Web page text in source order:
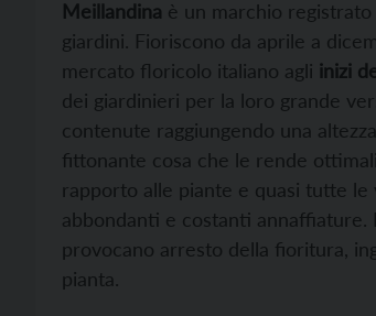
Meillandina è un marchio registrato
giardini. Fioriscono da aprile a
mercato floricolo italiano agli inizi
dei giardinieri per la loro grande
contenute raggiungendo una
fittonante cosa che le rende
rapporto alle piante e quasi tutte
abbondanti e costanti annaffiature.
provocano arresto della fioritura,
pianta.